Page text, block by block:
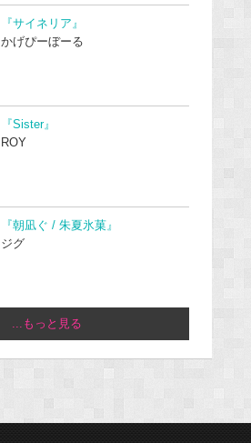
『サイネリア』
かげぴーぼーる
『Sister』
ROY
『朝凪ぐ / 朱夏氷菓』
ジグ
...もっと見る